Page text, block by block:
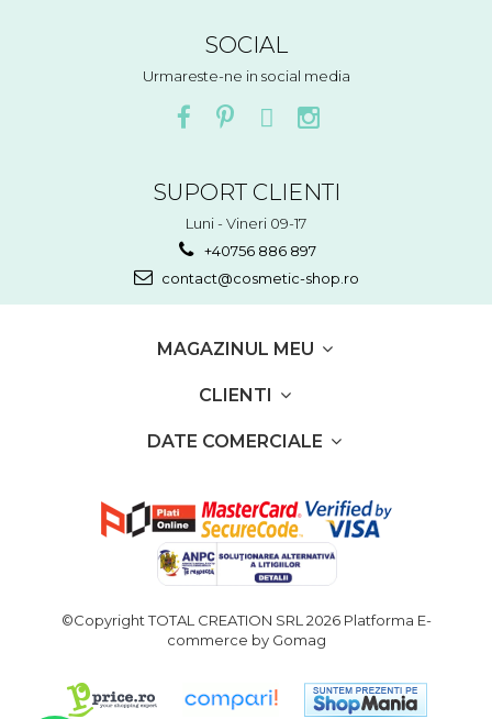
SOCIAL
Urmareste-ne in social media
SUPORT CLIENTI
Luni - Vineri 09-17
+40756 886 897
contact@cosmetic-shop.ro
MAGAZINUL MEU
CLIENTI
DATE COMERCIALE
©Copyright TOTAL CREATION SRL 2026 Platforma E-
commerce by Gomag